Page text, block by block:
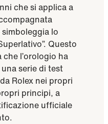
che si applica a
lo
Questo
l’orologio ha
serie di test
Rolex nei propri
principi, a
ufficiale